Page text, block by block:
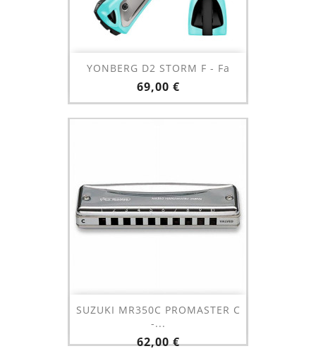
YONBERG D2 STORM F - Fa
Prix
69,00 €
SUZUKI MR350C PROMASTER C
-...
Prix
62,00 €